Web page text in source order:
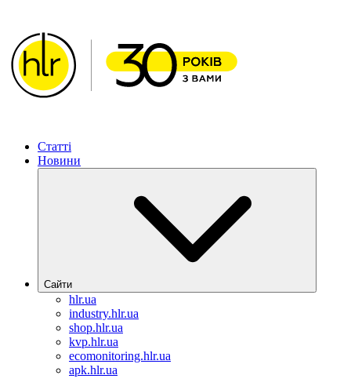
Статті
Новини
Сайти
hlr.ua
industry.hlr.ua
shop.hlr.ua
kvp.hlr.ua
ecomonitoring.hlr.ua
apk.hlr.ua